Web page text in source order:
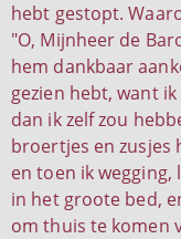
hebt gestopt.
"O, Mijnheer de
hem dankbaar
gezien hebt, want
dan ik zelf zou
broertjes en zusjes
en toen ik wegging,
in het groote bed,
om thuis te komen